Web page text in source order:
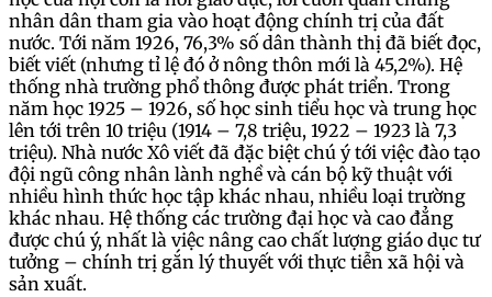
nhân dân tham gia vào hoạt động chính trị của đất
nước. Tới năm 1926, 76,3% số dân thành thị đã biết đọc,
biết viết (nhưng tỉ lệ đó ở nông thôn mới là 45,2%). Hệ
thống nhà trường phổ thông được phát triển. Trong
năm học 1925 – 1926, số học sinh tiểu học và trung học
lên tới trên 10 triệu (1914 – 7,8 triệu, 1922 – 1923 là 7,3
triệu). Nhà nước Xô viết đã đặc biệt chú ý tới việc đào tạo
đội ngũ công nhân lành nghề và cán bộ kỹ thuật với
nhiều hình thức học tập khác nhau, nhiều loại trường
khác nhau. Hệ thống các trường đại học và cao đẳng
được chú ý, nhất là việc nâng cao chất lượng giáo dục tư
tưởng – chính trị gắn lý thuyết với thực tiễn xã hội và
sản xuất.